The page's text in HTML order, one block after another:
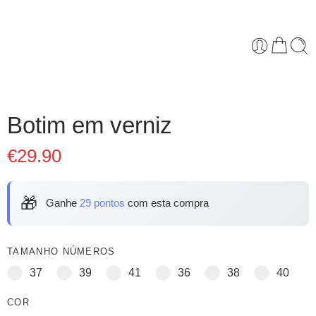
Botim em verniz
€29.90
🎁 Ganhe 29 pontos com esta compra
TAMANHO NÚMEROS
37 39 41 36 38 40
COR